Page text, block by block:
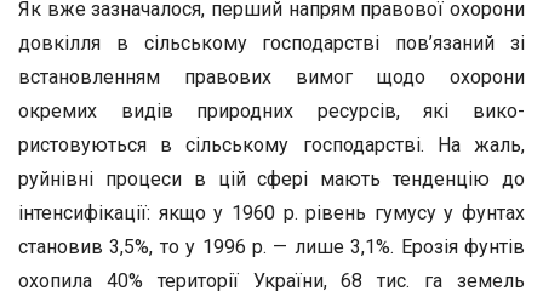
Як вже зазначалося, перший напрям правової охорони
довкілля в сільському господарстві пов’язаний зі
встановленням правових вимог щодо охорони
окремих видів природних ресурсів, які вико­
ристовуються в сільському господарстві. На жаль,
руйнівні проце­си в цій сфері мають тенденцію до
інтенсифікації: якщо у 1960 р. рівень гумусу у фунтах
становив 3,5%, то у 1996 р. — лише 3,1%. Ерозія фунтів
охопила 40% території України, 68 тис. га земель